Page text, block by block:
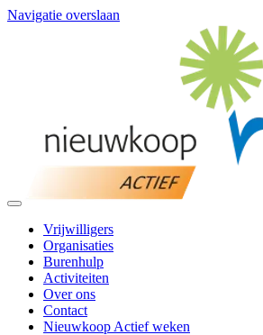
Navigatie overslaan
Vrijwilligers
Organisaties
Burenhulp
Activiteiten
Over ons
Contact
Nieuwkoop Actief weken